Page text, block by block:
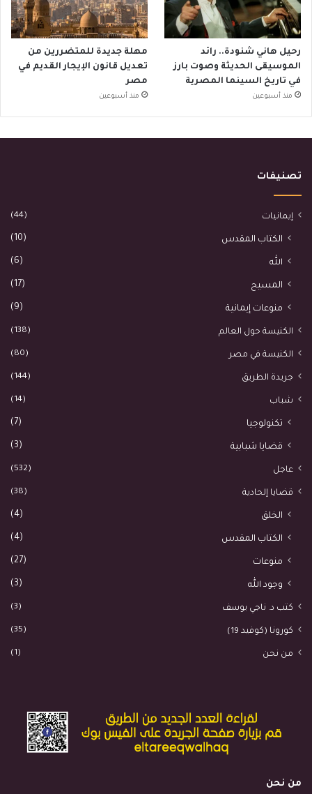
رحيل هاني شنودة.. رائد
الموسيقى الحديثة وصوت بارز
في تاريخ السينما المصرية
منذ أسبوعين
مهلة جديدة للمتضررين من
تعديل قانون الإيجار القديم في
مصر
منذ أسبوعين
تصنيفات
إيمانيات (44)
الكتاب المقدس (10)
الله (6)
المسيح (17)
منوعات إيمانية (9)
الكنيسة حول العالم (138)
الكنيسة في مصر (80)
جريدة الطريق (144)
شباب (14)
تكنولوجيا (7)
قضايا شبابية (3)
عاجل (532)
قضايا إلحادية (38)
الخلق (4)
الكتاب المقدس (4)
منوعات (27)
وجود الله (3)
كتب د. ناجي يوسف (3)
كورونا (كوفيد 19) (35)
من نحن (1)
من نحن